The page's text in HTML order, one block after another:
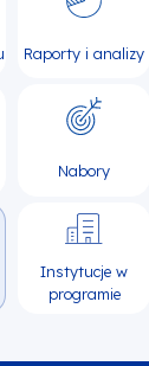
Raporty i analizy
Nabory
Instytucje w
programie